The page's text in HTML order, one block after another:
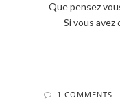
Que pensez
Si vous
1 COMMENTS